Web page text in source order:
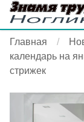
Главная
календарь на
стрижек